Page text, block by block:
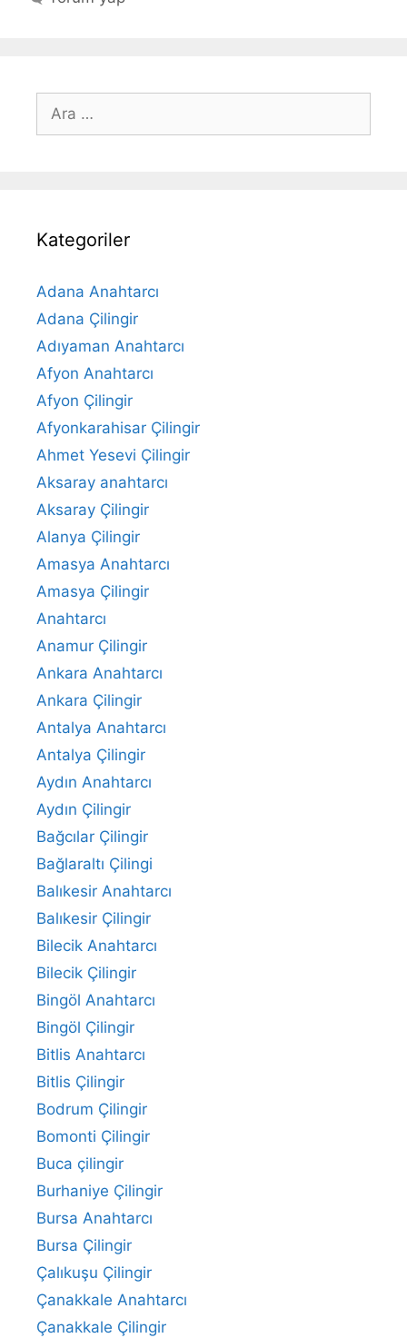
için
Kategoriler
Adana Anahtarcı
Adana Çilingir
Adıyaman Anahtarcı
Afyon Anahtarcı
Afyon Çilingir
Afyonkarahisar Çilingir
Ahmet Yesevi Çilingir
Aksaray anahtarcı
Aksaray Çilingir
Alanya Çilingir
Amasya Anahtarcı
Amasya Çilingir
Anahtarcı
Anamur Çilingir
Ankara Anahtarcı
Ankara Çilingir
Antalya Anahtarcı
Antalya Çilingir
Aydın Anahtarcı
Aydın Çilingir
Bağcılar Çilingir
Bağlaraltı Çilingi
Balıkesir Anahtarcı
Balıkesir Çilingir
Bilecik Anahtarcı
Bilecik Çilingir
Bingöl Anahtarcı
Bingöl Çilingir
Bitlis Anahtarcı
Bitlis Çilingir
Bodrum Çilingir
Bomonti Çilingir
Buca çilingir
Burhaniye Çilingir
Bursa Anahtarcı
Bursa Çilingir
Çalıkuşu Çilingir
Çanakkale Anahtarcı
Çanakkale Çilingir